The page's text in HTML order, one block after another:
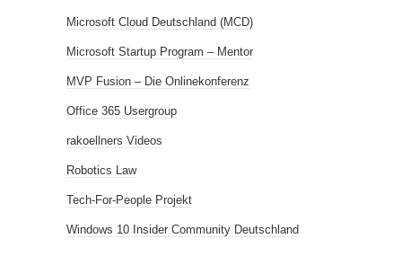
Microsoft Cloud Deutschland (MCD)
Microsoft Startup Program – Mentor
MVP Fusion – Die Onlinekonferenz
Office 365 Usergroup
rakoellners Videos
Robotics Law
Tech-For-People Projekt
Windows 10 Insider Community Deutschland